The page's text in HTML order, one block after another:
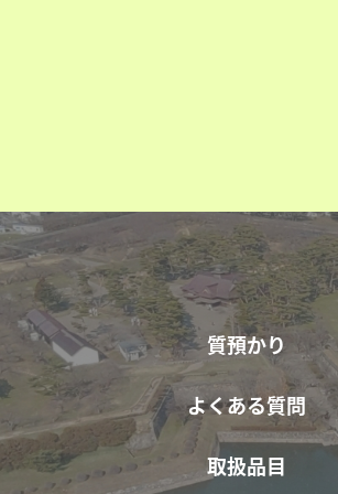
質預かり
よくある質問
取扱品目